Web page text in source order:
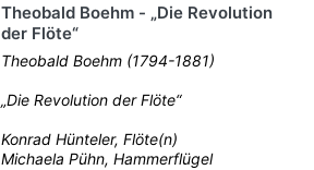
Theobald Boehm - „Die Revolution
der Flöte“
Theobald Boehm (1794-1881)
„Die Revolution der Flöte“
Konrad Hünteler, Flöte(n)
Michaela Pühn, Hammerflügel